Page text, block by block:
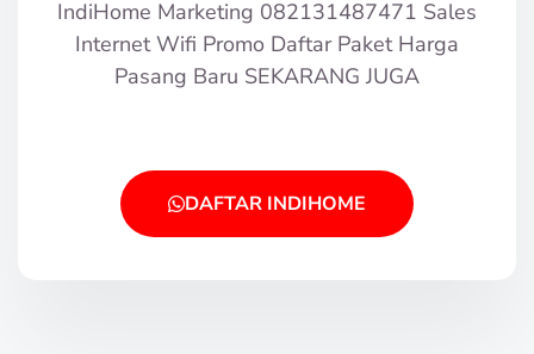
IndiHome Marketing 082131487471 Sales
Internet Wifi Promo Daftar Paket Harga
Pasang Baru SEKARANG JUGA
DAFTAR INDIHOME